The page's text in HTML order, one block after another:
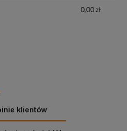
0,00 zł
klientów